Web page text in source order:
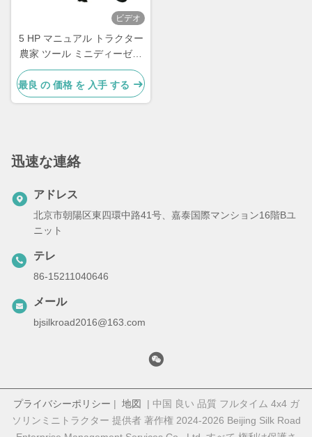
ビデオ
5 HP マニュアル トラクター
農家 ツール ミニディーゼル
トラクター
最良 の 価格 を 入手 する
迅速な連絡
アドレス
北京市朝陽区東四環中路41号、嘉泰国際マンション16階Bユ
ニット
テレ
86-15211040646
メール
bjsilkroad2016@163.com
プライバシーポリシー | 地図 | 中国 良い 品質 フルタイム 4x4 ガ
ソリンミニトラクター 提供者 著作権 2024-2026 Beijing Silk Road